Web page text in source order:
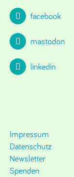
facebook
mastodon
linkedin
Impressum
Datenschutz
Newsletter
Spenden